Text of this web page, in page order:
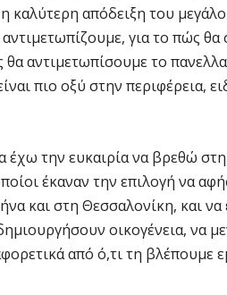
η καλύτερη απόδειξη του
για το πώς θα
θα αντιμετωπίσουμε το
πιο οξύ στην περιφέρεια,
έχω την ευκαιρία να βρεθώ
έκαναν την επιλογή να
και στη Θεσσαλονίκη, και
οικογένεια, να
από ό,τι τη βλέπουμε